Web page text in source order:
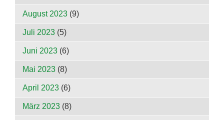
August 2023 (9)
Juli 2023 (5)
Juni 2023 (6)
Mai 2023 (8)
April 2023 (6)
März 2023 (8)